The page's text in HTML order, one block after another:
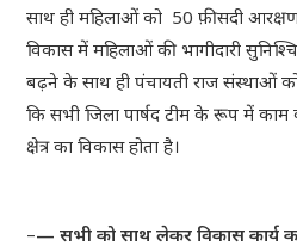
साथ ही महिलाओं को 50 फ़ीसदी आरक्षण
विकास में महिलाओं की भागीदारी
बढ़ने के साथ ही पंचायती राज संस्थाओं
कि सभी जिला पार्षद टीम के रूप में
क्षेत्र का विकास होता है।
–— सभी को साथ लेकर विकास कार्य